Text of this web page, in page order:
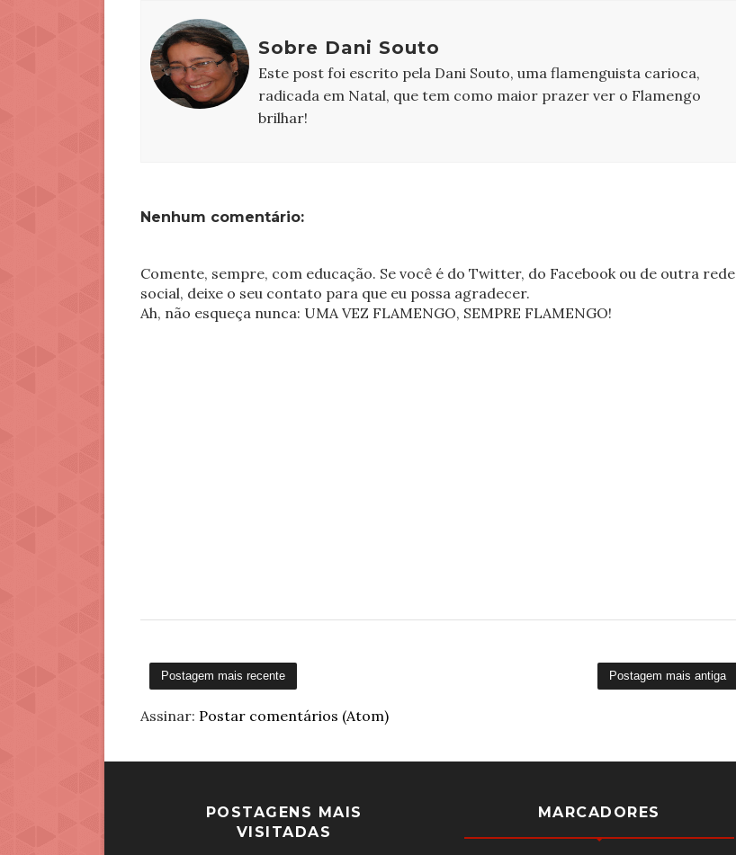
Sobre Dani Souto
Este post foi escrito pela Dani Souto, uma flamenguista carioca,
radicada em Natal, que tem como maior prazer ver o Flamengo
brilhar!
Nenhum comentário:
Comente, sempre, com educação. Se você é do Twitter, do Facebook ou de outra rede
social, deixe o seu contato para que eu possa agradecer.
Ah, não esqueça nunca: UMA VEZ FLAMENGO, SEMPRE FLAMENGO!
Postagem mais recente Postagem mais antiga
Assinar: Postar comentários (Atom)
POSTAGENS MAIS
VISITADAS
MARCADORES